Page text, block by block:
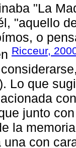
"La
"aquello
o
Ricceur,
Lo que
junto
la
una con